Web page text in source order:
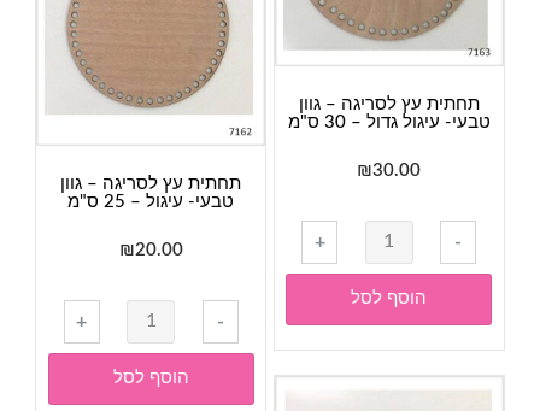
40
תחתית עץ לסריגה – גוון
טבעי- עיגול גדול – 30 ס"מ
₪30.00
-
כמות
של
תחתית
עץ
לסריגה
-
+
הוסף לסל
תחתית עץ לסריגה – גוון
טבעי- עיגול – 25 ס"מ
₪20.00
-
כמות
של
תחתית
עץ
+
הוסף לסל